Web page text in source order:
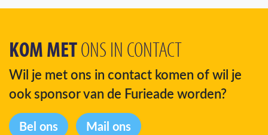
KOM METONS IN CONTACT
Wil je met ons in contact komen of wil je
ook sponsor van de Furieade worden?
Bel ons Mail ons